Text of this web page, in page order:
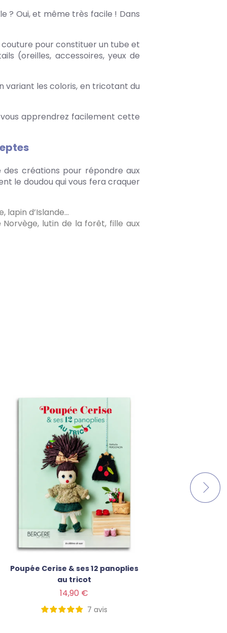
? Oui, et même très facile ! Dans
pour constituer un tube et
(oreilles, accessoires, yeux de
variant les coloris, en tricotant du
apprendrez facilement cette
créations pour répondre aux
le doudou qui vous fera craquer
lapin d’Islande…
lutin de la forêt, fille aux
Poupée Cerise & ses 12 panoplies
au tricot
14,90 €
7 avis